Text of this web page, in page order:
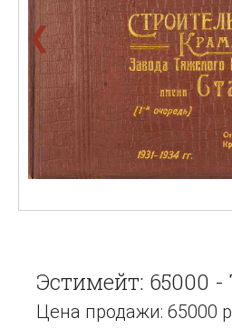
❮
Эстимейт: 65000 -
Цена продажи: 65000